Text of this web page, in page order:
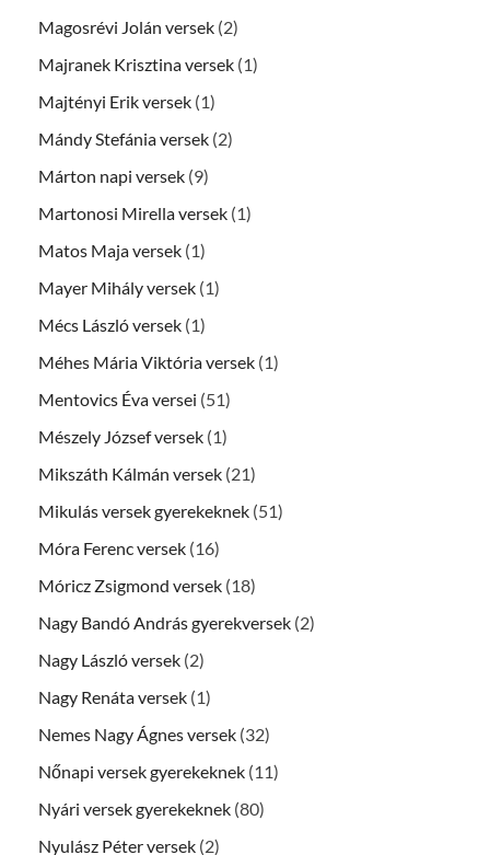
Magosrévi Jolán versek (2)
Majranek Krisztina versek (1)
Majtényi Erik versek (1)
Mándy Stefánia versek (2)
Márton napi versek (9)
Martonosi Mirella versek (1)
Matos Maja versek (1)
Mayer Mihály versek (1)
Mécs László versek (1)
Méhes Mária Viktória versek (1)
Mentovics Éva versei (51)
Mészely József versek (1)
Mikszáth Kálmán versek (21)
Mikulás versek gyerekeknek (51)
Móra Ferenc versek (16)
Móricz Zsigmond versek (18)
Nagy Bandó András gyerekversek (2)
Nagy László versek (2)
Nagy Renáta versek (1)
Nemes Nagy Ágnes versek (32)
Nőnapi versek gyerekeknek (11)
Nyári versek gyerekeknek (80)
Nyulász Péter versek (2)